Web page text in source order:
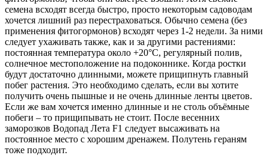
семена всходят всегда быстро, просто некоторым садоводам
хочется лишний раз перестраховаться. Обычно семена (без
применения фитогормонов) всходят через 1-2 недели. За ними
следует ухаживать также, как и за другими растениями:
постоянная температура около +20°С, регулярный полив,
солнечное местоположение на подоконнике. Когда ростки
будут достаточно длинными, можете прищипнуть главный
побег растения. Это необходимо сделать, если вы хотите
получить очень пышные и не очень длинные ленты цветов.
Если же вам хочется именно длинные и не столь объёмные
побеги – то прищипывать не стоит. После весенних
заморозков Водопад Лета F1 следует высаживать на
постоянное место с хорошим дренажем. Полутень гераням
тоже подходит.